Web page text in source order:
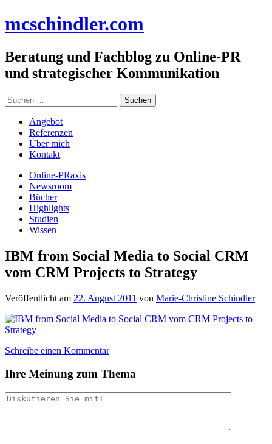
Inhalt
mcschindler.com
Beratung und Fachblog zu Online-PR
und strategischer Kommunikation
Suchen
nach:
Angebot
Referenzen
Über mich
Kontakt
Online-PRaxis
Newsroom
Bücher
Highlights
Studien
Wissen
IBM from Social Media to Social CRM
vom CRM Projects to Strategy
Veröffentlicht am 22. August 2011 von Marie-Christine Schindler
Schreibe einen Kommentar
Ihre Meinung zum Thema